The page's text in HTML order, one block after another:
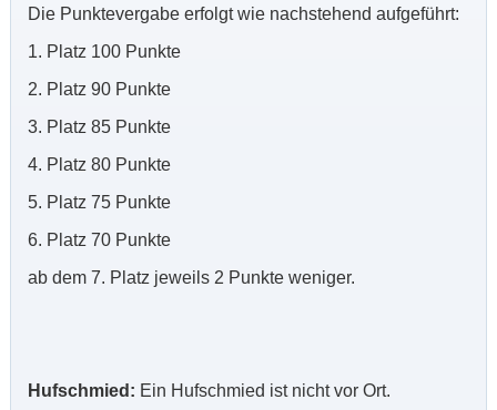
Die Punktevergabe erfolgt wie nachstehend aufgeführt:
1. Platz 100 Punkte
2. Platz 90 Punkte
3. Platz 85 Punkte
4. Platz 80 Punkte
5. Platz 75 Punkte
6. Platz 70 Punkte
ab dem 7. Platz jeweils 2 Punkte weniger.
Hufschmied: Ein Hufschmied ist nicht vor Ort.